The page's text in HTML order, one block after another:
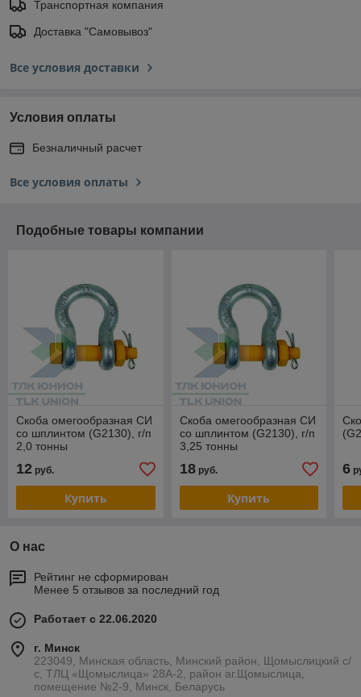
Транспортная компания
Доставка "Самовывоз"
Все условия доставки
Условия оплаты
Безналичный расчет
Все условия оплаты
Подобные товары компании
Скоба омегообразная СИ
со шплинтом (G2130), г/п
2,0 тонны
12 руб.
Купить
Скоба омегообразная СИ
со шплинтом (G2130), г/п
3,25 тонны
18руб.
Купить
6
О нас
Рейтинг не сформирован
Менее 5 отзывов за последний год
Работает с 22.06.2020
г. Минск
223049, Минская область, Минский район, Щомыслицкий с/
с, ТЛЦ «Щомыслица» 28А-2, район аг.Щомыслица,
помещение №2-9, Минск, Беларусь